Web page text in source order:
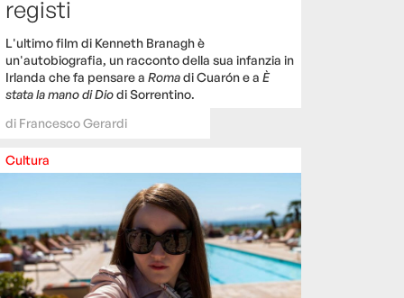
registi
L'ultimo film di Kenneth Branagh è
un'autobiografia, un racconto della sua infanzia in
Irlanda che fa pensare a Romadi Cuarón e a È
stata la mano di Diodi Sorrentino.
di Francesco Gerardi
Cultura